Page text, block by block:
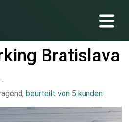
Bratislava
-
, beurteilt von 5 kunden